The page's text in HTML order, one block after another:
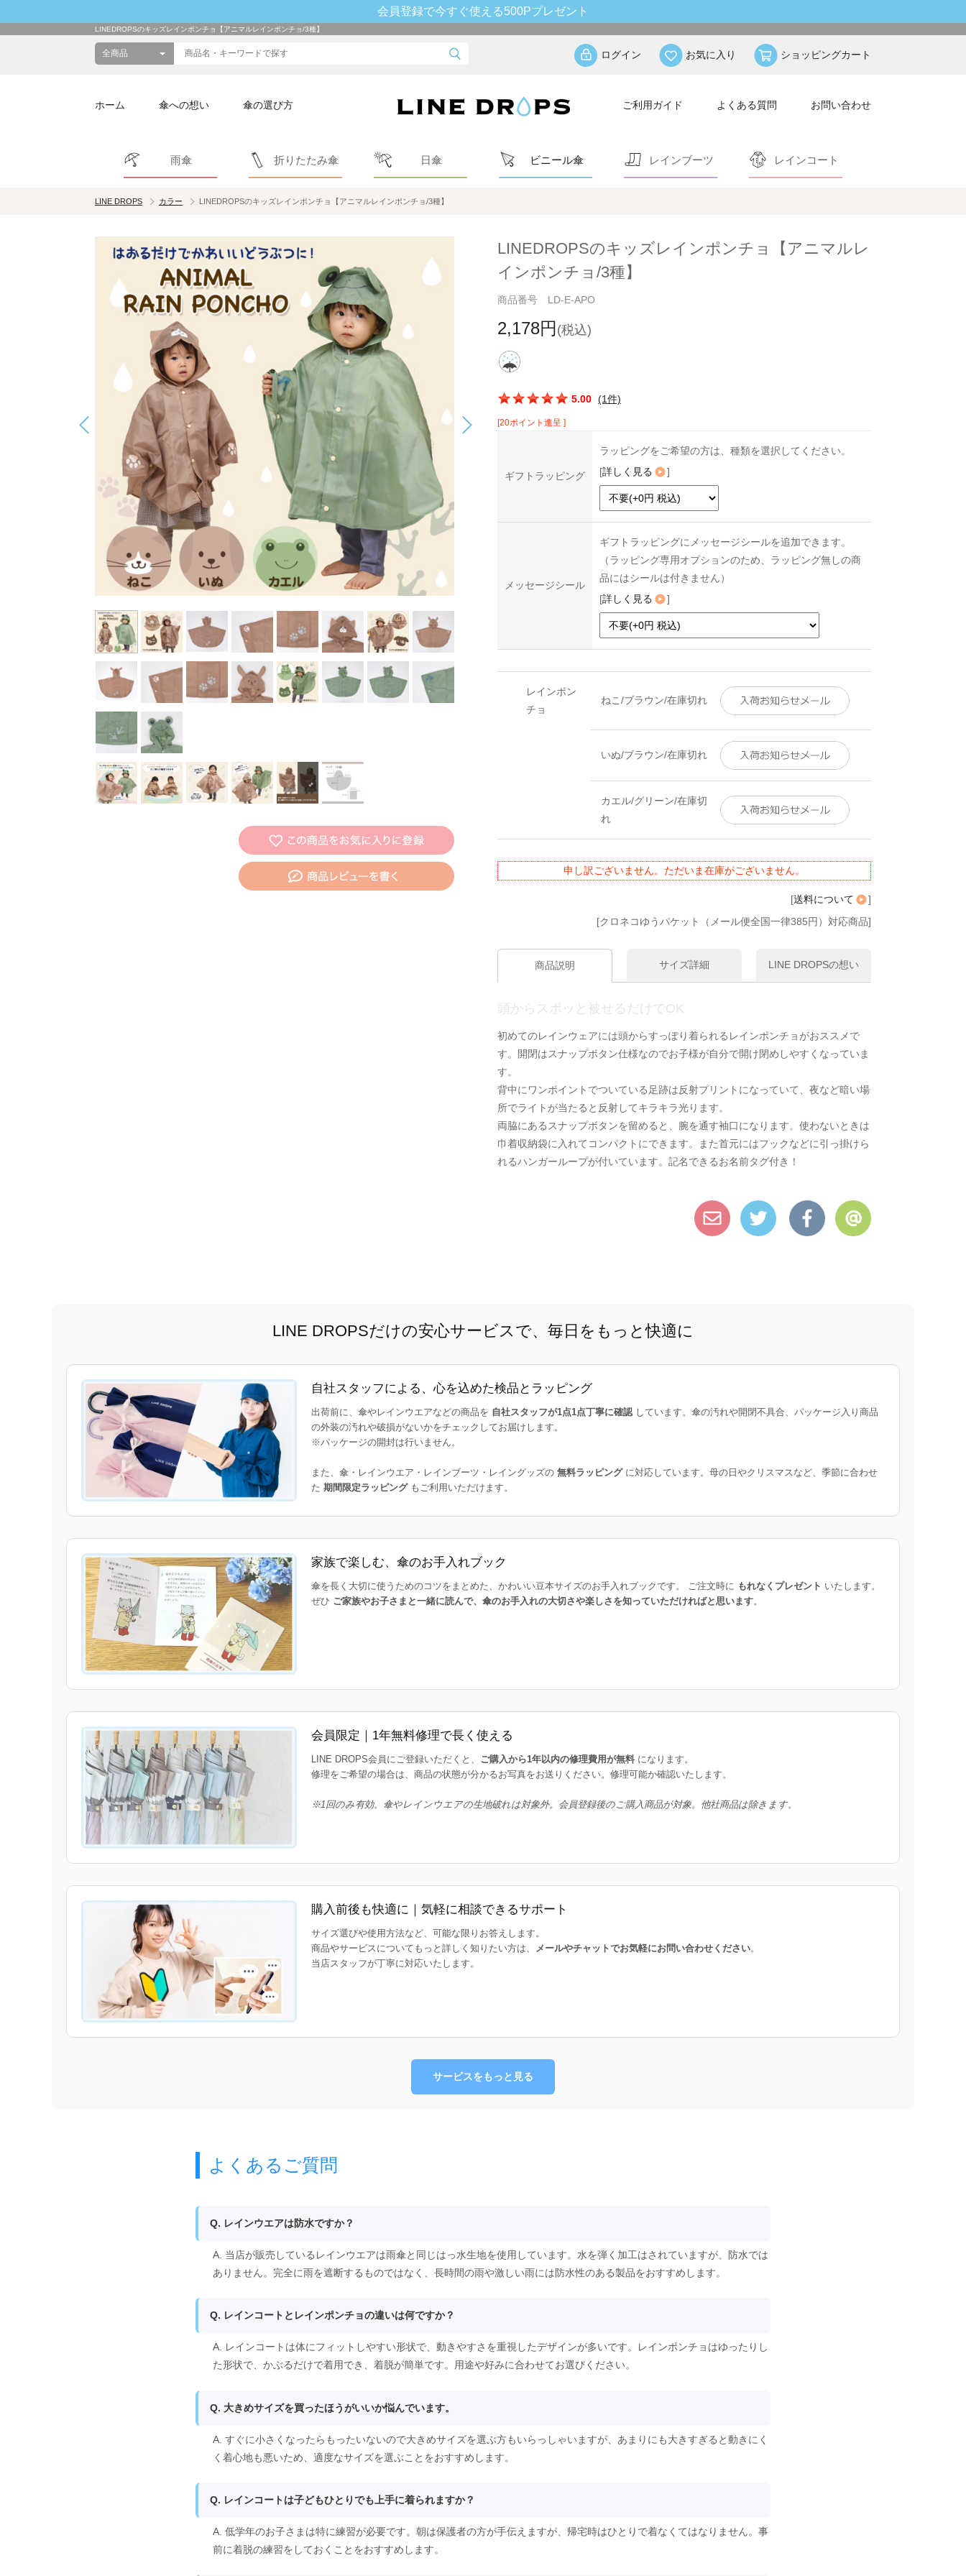
会員登録で今すぐ使える500Pプレゼント
LINEDROPSのキッズレインポンチョ【アニマルレインポンチョ/3種】
ログイン お気に入り ショッピングカート
ホーム 傘への想い 傘の選び方 ご利用ガイド よくある質問 お問い合わせ
雨傘 折りたたみ傘 日傘 ビニール傘 レインブーツ レインコート
LINE DROPS カラー LINEDROPSのキッズレインポンチョ【アニマルレインポンチョ/3種】
LINEDROPSのキッズレインポンチョ【アニマルレ
インポンチョ/3種】
商品番号 LD-E-APO
2,178円 (税込)
この商品の平均評価： 5.00 (1件)
[20ポイント進呈 ]
ギフトラッピング
ラッピングをご希望の方は、種類を選択してください。
[詳しく見る ]
メッセージシール
ギフトラッピングにメッセージシールを追加できます。
（ラッピング専用オプションのため、ラッピング無しの商
品にはシールは付きません）
[詳しく見る ]
レインポン
チョ
ねこ/ブラウン/在庫切れ
いぬ/ブラウン/在庫切れ
カエル/グリーン/在庫切
れ
申し訳ございません。ただいま在庫がございません。
[送料について
]
[クロネコゆうパケット（メール便全国一律385円）対応商品]
商品説明 サイズ詳細 LINE DROPSの想い
頭からスポッと被せるだけでOK
初めてのレインウェアには頭からすっぽり着られるレインポンチョがおススメで
す。開閉はスナップボタン仕様なのでお子様が自分で開け閉めしやすくなっていま
す。
背中にワンポイントでついている足跡は反射プリントになっていて、夜など暗い場
所でライトが当たると反射してキラキラ光ります。
両脇にあるスナップボタンを留めると、腕を通す袖口になります。使わないときは
巾着収納袋に入れてコンパクトにできます。また首元にはフックなどに引っ掛けら
れるハンガーループが付いています。記名できるお名前タグ付き！
LINE DROPSだけの安心サービスで、毎日をもっと快適に
自社スタッフによる、心を込めた検品とラッピング
出荷前に、傘やレインウエアなどの商品を 自社スタッフが1点1点丁寧に確認しています。傘の汚れや開閉不具合、パッケージ入り商品
の外装の汚れや破損がないかをチェックしてお届けします。
※パッケージの開封は行いません。
また、傘・レインウエア・レインブーツ・レイングッズの 無料ラッピングに対応しています。母の日やクリスマスなど、季節に合わせ
た 期間限定ラッピングもご利用いただけます。
家族で楽しむ、傘のお手入れブック
傘を長く大切に使うためのコツをまとめた、かわいい豆本サイズのお手入れブックです。 ご注文時に もれなくプレゼント いたします。
ぜひ ご家族やお子さまと一緒に読んで、傘のお手入れの大切さや楽しさを知っていただければと思います。
会員限定｜1年無料修理で長く使える
LINE DROPS会員にご登録いただくと、 ご購入から1年以内の修理費用が無料になります。
修理をご希望の場合は、商品の状態が分かるお写真をお送りください。修理可能か確認いたします。
※1回のみ有効。傘やレインウエアの生地破れは対象外。会員登録後のご購入商品が対象。他社商品は除きます。
購入前後も快適に｜気軽に相談できるサポート
サイズ選びや使用方法など、可能な限りお答えします。
商品やサービスについてもっと詳しく知りたい方は、 メールやチャットでお気軽にお問い合わせください。
当店スタッフが丁寧に対応いたします。
サービスをもっと見る
よくあるご質問
Q. レインウエアは防水ですか？
A. 当店が販売しているレインウエアは雨傘と同じはっ水生地を使用しています。水を弾く加工はされていますが、防水では
ありません。完全に雨を遮断するものではなく、長時間の雨や激しい雨には防水性のある製品をおすすめします。
Q. レインコートとレインポンチョの違いは何ですか？
A. レインコートは体にフィットしやすい形状で、動きやすさを重視したデザインが多いです。レインポンチョはゆったりし
た形状で、かぶるだけで着用でき、着脱が簡単です。用途や好みに合わせてお選びください。
Q. 大きめサイズを買ったほうがいいか悩んでいます。
A. すぐに小さくなったらもったいないので大きめサイズを選ぶ方もいらっしゃいますが、あまりにも大きすぎると動きにく
く着心地も悪いため、適度なサイズを選ぶことをおすすめします。
Q. レインコートは子どもひとりでも上手に着られますか？
A. 低学年のお子さまは特に練習が必要です。朝は保護者の方が手伝えますが、帰宅時はひとりで着なくてはなりません。事
前に着脱の練習をしておくことをおすすめします。